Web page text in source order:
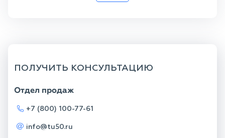
ПОЛУЧИТЬ КОНСУЛЬТАЦИЮ
Отдел продаж
+7 (800) 100-77-61
info@tu50.ru